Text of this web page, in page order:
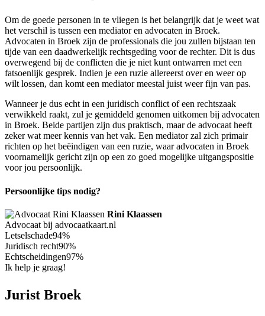
Om de goede personen in te vliegen is het belangrijk dat je weet wat
het verschil is tussen een mediator en advocaten in Broek.
Advocaten in Broek zijn de professionals die jou zullen bijstaan ten
tijde van een daadwerkelijk rechtsgeding voor de rechter. Dit is dus
overwegend bij de conflicten die je niet kunt ontwarren met een
fatsoenlijk gesprek. Indien je een ruzie allereerst over en weer op
wilt lossen, dan komt een mediator meestal juist weer fijn van pas.
Wanneer je dus echt in een juridisch conflict of een rechtszaak
verwikkeld raakt, zul je gemiddeld genomen uitkomen bij advocaten
in Broek. Beide partijen zijn dus praktisch, maar de advocaat heeft
zeker wat meer kennis van het vak. Een mediator zal zich primair
richten op het beëindigen van een ruzie, waar advocaten in Broek
voornamelijk gericht zijn op een zo goed mogelijke uitgangspositie
voor jou persoonlijk.
Persoonlijke tips nodig?
Rini Klaassen
Advocaat bij advocaatkaart.nl
Letselschade94%
Juridisch recht90%
Echtscheidingen97%
Ik help je graag!
Jurist Broek